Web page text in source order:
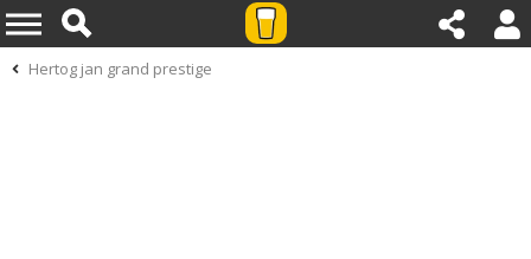
Hertog jan grand prestige